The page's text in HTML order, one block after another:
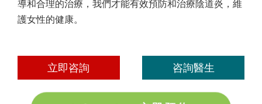
導和合理的治療，我們才能有效預防和治療陰道炎，維
護女性的健康。
立即咨詢 咨詢醫生